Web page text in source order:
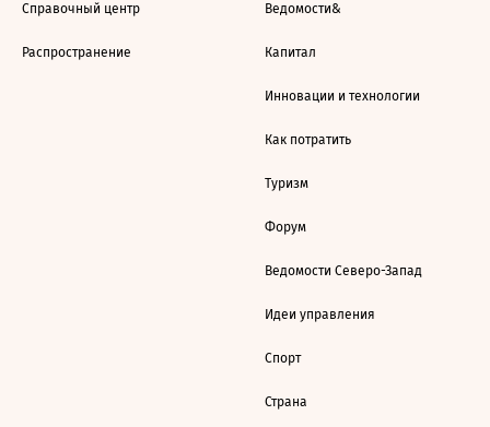
Справочный центр
Распространение
Ведомости&
Капитал
Инновации и технологии
Как потратить
Туризм
Форум
Ведомости Северо-Запад
Идеи управления
Спорт
Страна